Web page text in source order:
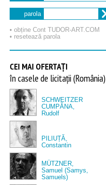
parola
• obține Cont TUDOR‑ART.COM
• resetează parola
CEI MAI OFERTAȚI
în casele de licitații (România)
SCHWEITZER
CUMPĂNA,
Rudolf
PILIUȚĂ,
Constantin
MÜTZNER,
Samuel (Samys,
Samuels)